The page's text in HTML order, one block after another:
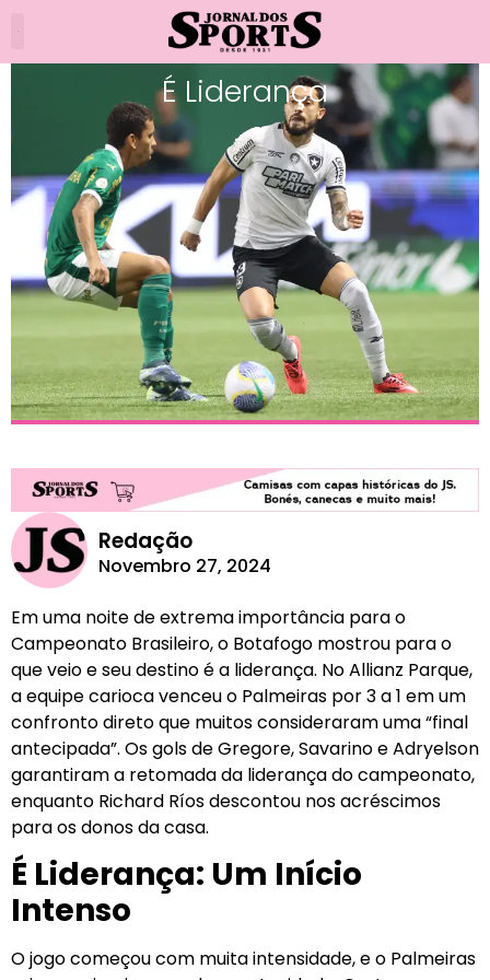
É Liderança
Redação
Novembro 27, 2024
Em uma noite de extrema importância para o
Campeonato Brasileiro, o Botafogo mostrou para o
que veio e seu destino é a liderança. No Allianz Parque,
a equipe carioca venceu o Palmeiras por 3 a 1 em um
confronto direto que muitos consideraram uma “final
antecipada”. Os gols de Gregore, Savarino e Adryelson
garantiram a retomada da liderança do campeonato,
enquanto Richard Ríos descontou nos acréscimos
para os donos da casa.
É Liderança: Um Início
Intenso
O jogo começou com muita intensidade, e o Palmeiras